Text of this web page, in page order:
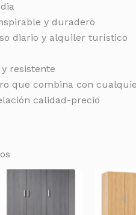
y duradero
diario y alquiler turístico
resistente
que combina con
calidad-precio